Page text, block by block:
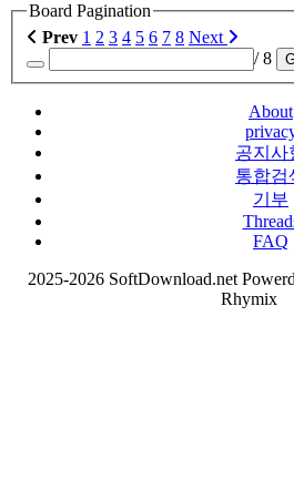
Board Pagination
Prev 1 2 3 4 5 6 7 8 Next
/ 8
About
공지사
통합검
기부
FAQ
2025-2026 SoftDownload.net
Rhymix